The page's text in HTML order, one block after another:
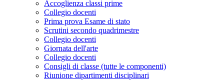
Accoglienza classi prime
Collegio docenti
Prima prova Esame di stato
Scrutini secondo quadrimestre
Collegio docenti
Giornata dell'arte
Collegio docenti
Consigli di classe (tutte le componenti)
Riunione dipartimenti disciplinari